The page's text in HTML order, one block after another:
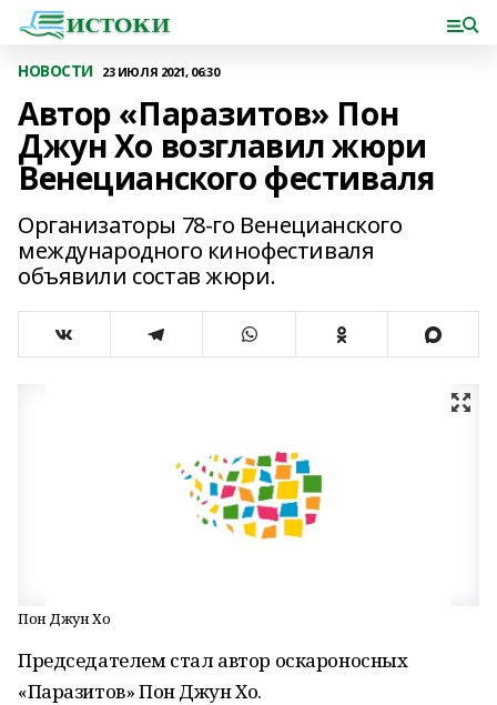
НОВОСТИ 23 ИЮЛЯ 2021, 06:30
Автор «Паразитов» Пон
Джун Хо возглавил жюри
Венецианского фестиваля
Организаторы 78-го Венецианского
международного кинофестиваля
объявили состав жюри.
Пон Джун Хо
Председателем стал автор оскароносных
«Паразитов» Пон Джун Хо.